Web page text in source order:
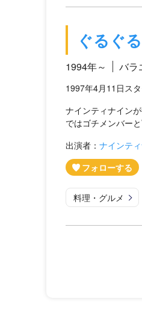
ぐるぐ
1994年～ バラ
1997年4月11日ス
ナインティナイン
ではゴチメンバー
出演者： ナインテ
料理・グルメ